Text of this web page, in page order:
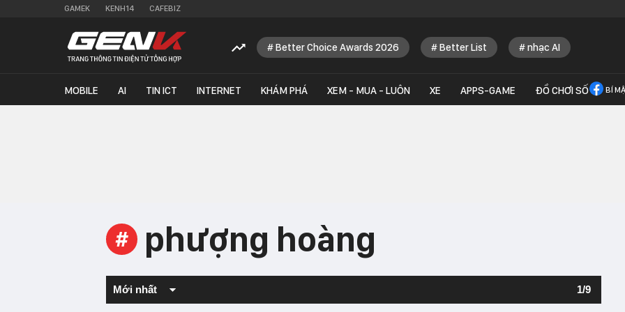
GAMEK KENH14 CAFEBIZ
Better Choice Awards 2026 Better List nhạc AI
MOBILE AI TIN ICT INTERNET KHÁM PHÁ XEM - MUA - LUÔN XE APPS-GAME ĐỒ CHƠI SỐ BÍ
# phượng hoàng
Mới nhất 1/9